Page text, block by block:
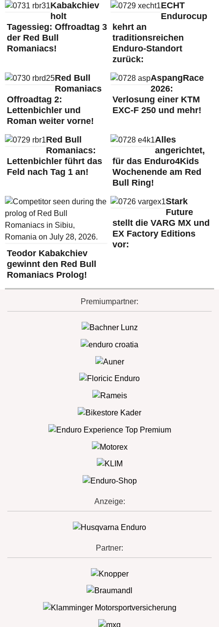
Kabakchiev
holt
Tagessieg: Offroadtag 3
der Red Bull
Romaniacs!
ECHT
Endurocup
kehrt an
traditionsreichen
Enduro-Standort
zurück:
Red Bull
Romaniacs
Offroadtag 2:
Lettenbichler und
Roman weiter vorne!
AspangRace
2026:
Verlosung einer KTM
EXC-F 250 und mehr!
Red Bull
Romaniacs:
Lettenbichler führt das
Feld nach Tag 1 an!
Alles
angerichtet,
für das Enduro4Kids
Wochenende am Red
Bull Ring!
Teodor Kabakchiev
gewinnt den Red Bull
Romaniacs Prolog!
Stark
Future
stellt die VARG MX und
EX Factory Editions
vor:
Premiumpartner:
Anzeige:
Partner: